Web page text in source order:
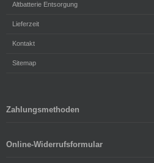
Altbatterie Entsorgung
Lieferzeit
Kontakt
Sitemap
Zahlungsmethoden
Online-Widerrufsformular